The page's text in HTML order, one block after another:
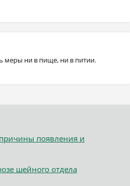
меры ни в пище, ни в питии.
появления и
шейного отдела